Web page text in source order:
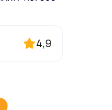
4,9